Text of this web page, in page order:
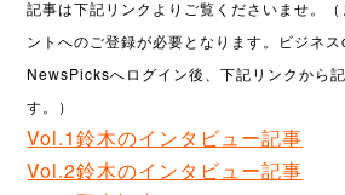
記事は下記リンクよりご覧くださいませ。
ントへのご登録が必要となります。ビジネ
NewsPicksへログイン後、下記リンクから
す。）
Vol.1鈴木のインタビュー記事
Vol.2鈴木のインタビュー記事